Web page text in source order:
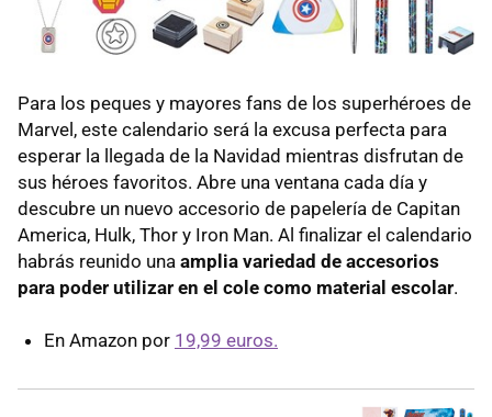
Para los peques y mayores fans de los superhéroes de
Marvel, este calendario será la excusa perfecta para
esperar la llegada de la Navidad mientras disfrutan de
sus héroes favoritos. Abre una ventana cada día y
descubre un nuevo accesorio de papelería de Capitan
America, Hulk, Thor y Iron Man. Al finalizar el calendario
habrás reunido una amplia variedad de accesorios
para poder utilizar en el cole como material escolar.
En Amazon por 19,99 euros.